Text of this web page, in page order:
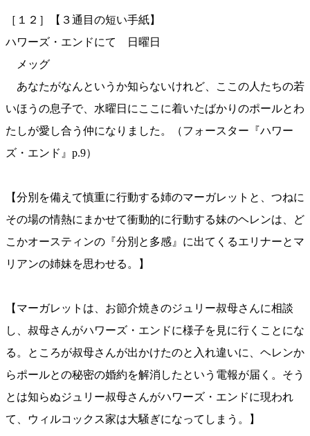
［１２］【３通目の短い手紙】
ハワーズ・エンドにて 日曜日
メッグ
あなたがなんというか知らないけれど、ここの人たちの若
いほうの息子で、水曜日にここに着いたばかりのポールとわ
たしが愛し合う仲になりました。（フォースター『ハワー
ズ・エンド』p.9）
【分別を備えて慎重に行動する姉のマーガレットと、つねに
その場の情熱にまかせて衝動的に行動する妹のヘレンは、ど
こかオースティンの『分別と多感』に出てくるエリナーとマ
リアンの姉妹を思わせる。】
【マーガレットは、お節介焼きのジュリー叔母さんに相談
し、叔母さんがハワーズ・エンドに様子を見に行くことにな
る。ところが叔母さんが出かけたのと入れ違いに、ヘレンか
らポールとの秘密の婚約を解消したという電報が届く。そう
とは知らぬジュリー叔母さんがハワーズ・エンドに現われ
て、ウィルコックス家は大騒ぎになってしまう。】